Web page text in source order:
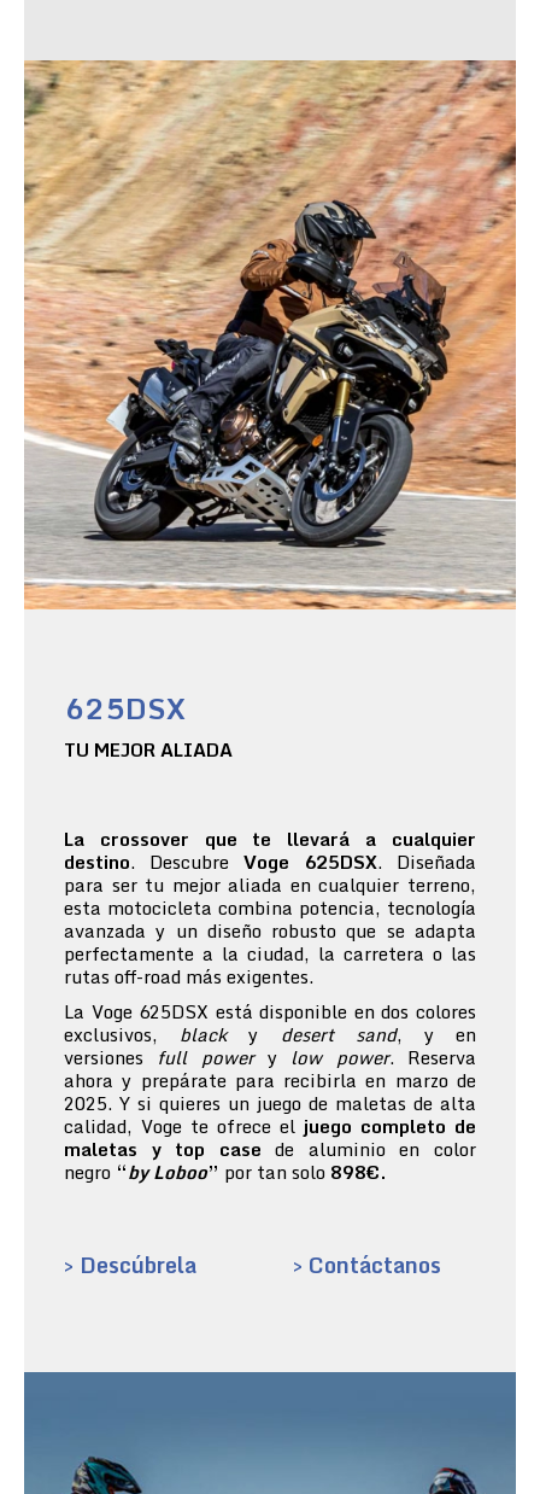
625DSX
TU MEJOR ALIADA
La crossover que te llevará a cualquier
destino. Descubre Voge 625DSX. Diseñada
para ser tu mejor aliada en cualquier terreno,
esta motocicleta combina potencia, tecnología
avanzada y un diseño robusto que se adapta
perfectamente a la ciudad, la carretera o las
rutas off-road más exigentes.
La Voge 625DSX está disponible en dos colores
exclusivos, blacky desert sand, y en
versiones full powery low power. Reserva
ahora y prepárate para recibirla en marzo de
2025. Y si quieres un juego de maletas de alta
calidad, Voge te ofrece el juego completo de
maletas y top case de aluminio en color
negro “by Loboo” por tan solo 898€.
> Descúbrela > Contáctanos